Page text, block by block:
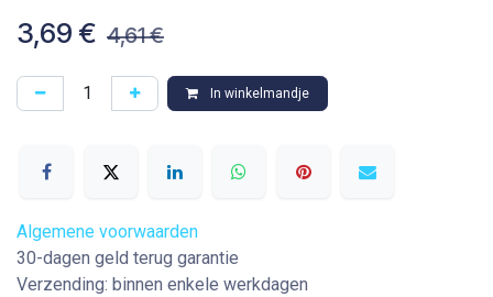
3,69 € 4,61€
In winkelmandje
Algemene voorwaarden
30-dagen geld terug garantie
Verzending: binnen enkele werkdagen